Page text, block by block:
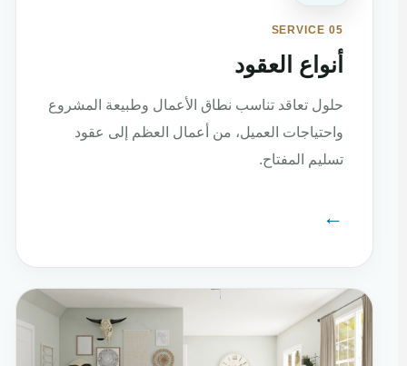
SERVICE 05
أنواع العقود
حلول تعاقد تناسب نطاق الأعمال وطبيعة المشروع
واحتياجات العميل، من أعمال العظم إلى عقود
تسليم المفتاح.
←